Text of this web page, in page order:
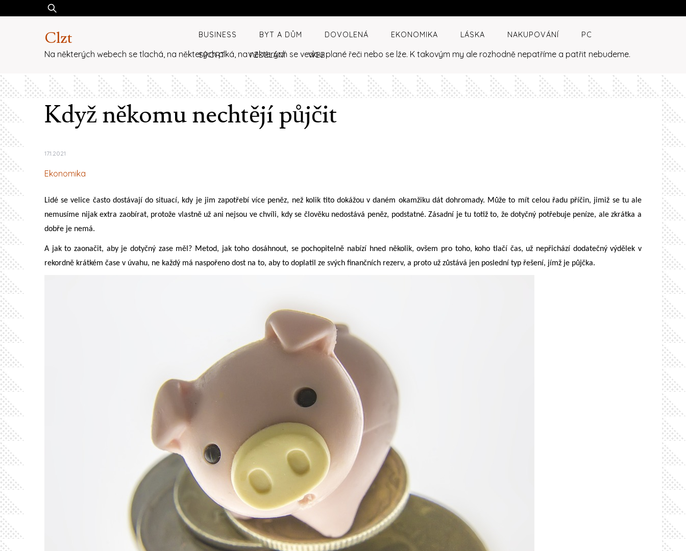
Vyhledávání
Clzt
Na některých webech se tlachá, na některých plká, na některých se vedou plané řeči nebo se lže. K takovým my ale rozhodně nepatříme a patřit nebudeme.
BUSINESS BYT A DŮM DOVOLENÁ EKONOMIKA LÁSKA NAKUPOVÁNÍ PC
SPORT VZDĚLÁNÍ WEB
Když někomu nechtějí půjčit
17.1.2021
Ekonomika
Lidé se velice často dostávají do situací, kdy je jim zapotřebí více peněz, než kolik tito dokážou v daném okamžiku dát dohromady. Může to mít celou řadu příčin, jimiž se tu ale
nemusíme nijak extra zaobírat, protože vlastně už ani nejsou ve chvíli, kdy se člověku nedostává peněz, podstatné. Zásadní je tu totiž to, že dotyčný potřebuje peníze, ale zkrátka a
dobře je nemá.
A jak to zaonačit, aby je dotyčný zase měl? Metod, jak toho dosáhnout, se pochopitelně nabízí hned několik, ovšem pro toho, koho tlačí čas, už nepřichází dodatečný výdělek v
rekordně krátkém čase v úvahu, ne každý má naspořeno dost na to, aby to doplatil ze svých finančních rezerv, a proto už zůstává jen poslední typ řešení, jímž je půjčka.